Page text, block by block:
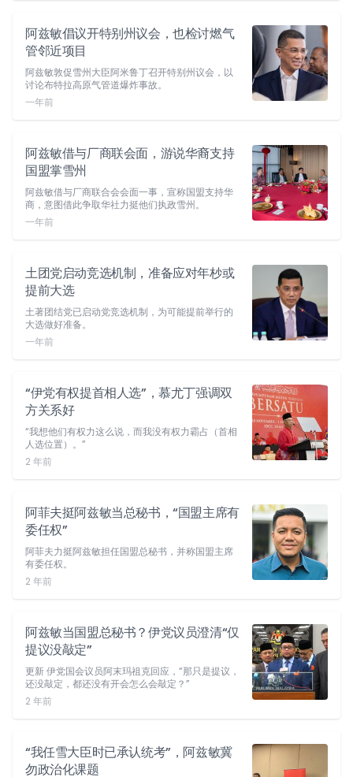
阿兹敏倡议开特别州议会，也检讨燃气
管邻近项目
阿兹敏敦促雪州大臣阿米鲁丁召开特别州议会，以
讨论布特拉高原气管道爆炸事故。
一年前
阿兹敏借与厂商联会面，游说华裔支持
国盟掌雪州
阿兹敏借与厂商联合会会面一事，宣称国盟支持华
商，意图借此争取华社力挺他们执政雪州。
一年前
土团党启动竞选机制，准备应对年杪或
提前大选
土著团结党已启动党竞选机制，为可能提前举行的
大选做好准备。
一年前
“伊党有权提首相人选”，慕尤丁强调双
方关系好
“我想他们有权力这么说，而我没有权力霸占（首相
人选位置）。”
2 年前
阿菲夫挺阿兹敏当总秘书，“国盟主席有
委任权”
阿菲夫力挺阿兹敏担任国盟总秘书，并称国盟主席
有委任权。
2 年前
阿兹敏当国盟总秘书？伊党议员澄清“仅
提议没敲定”
更新 伊党国会议员阿末玛祖克回应，“那只是提议，
还没敲定，都还没有开会怎么会敲定？”
2 年前
“我任雪大臣时已承认统考”，阿兹敏冀
勿政治化课题